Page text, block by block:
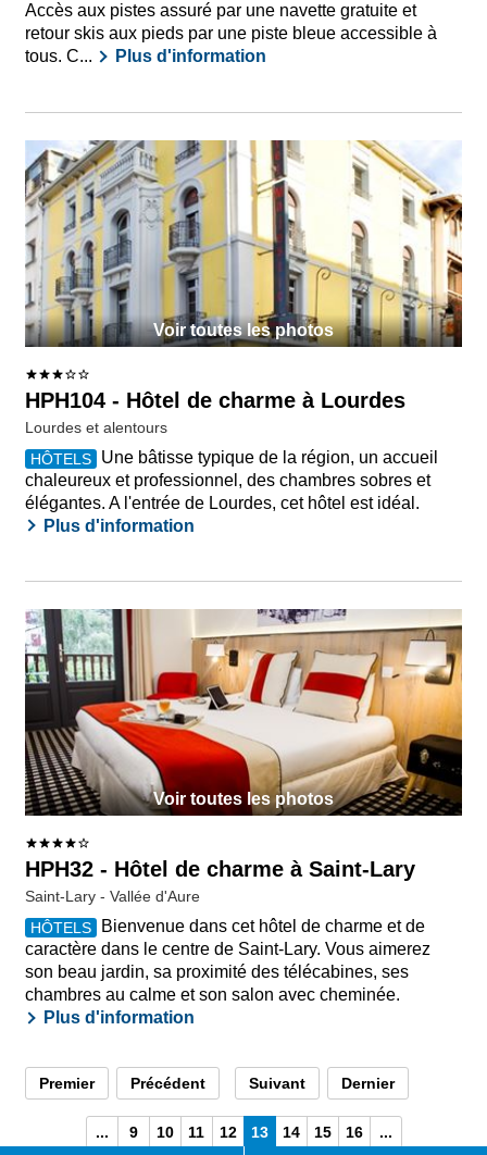
Accès aux pistes assuré par une navette gratuite et
retour skis aux pieds par une piste bleue accessible à
tous. C...
Plus d'information
HPH104 - Hôtel de charme à Lourdes
Lourdes et alentours
HÔTELS
Une bâtisse typique de la région, un accueil
chaleureux et professionnel, des chambres sobres et
élégantes. A l'entrée de Lourdes, cet hôtel est idéal.
Plus d'information
Voir toutes les photos
HPH32 - Hôtel de charme à Saint-Lary
Saint-Lary - Vallée d'Aure
HÔTELS
Bienvenue dans cet hôtel de charme et de
caractère dans le centre de Saint-Lary. Vous aimerez
son beau jardin, sa proximité des télécabines, ses
chambres au calme et son salon avec cheminée.
Plus d'information
Voir toutes les photos
Premier Précédent
... 9 10 11 12 13 14 15 16 ...
Suivant Dernier